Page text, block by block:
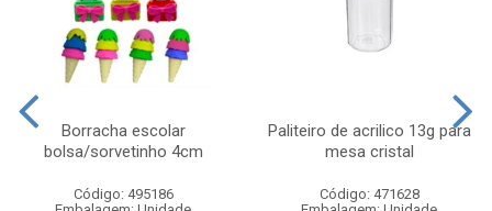
Borracha escolar
bolsa/sorvetinho 4cm
Código: 495186
Paliteiro de acrilico 13g para
mesa cristal
Código: 471628